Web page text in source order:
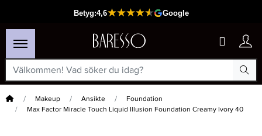
Hem Makeup Ansikte
Foundation
Max Factor Miracle Touch Liquid Illusion Foundation Creamy Ivory 40